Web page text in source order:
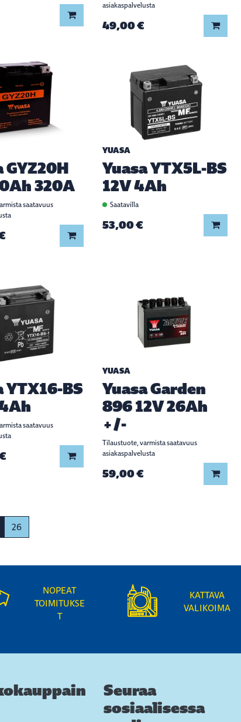
Lisää koriin
asiakaspalvelusta
49,00 €
GYZ20H
320A
saatavuus
Lisää koriin
YUASA
Yuasa YTX5L-BS
12V 4Ah
Saatavilla
53,00 €
YTX16-BS
saatavuus
Lisää koriin
YUASA
Yuasa Garden
896 12V 26Ah
+/-
Tilaustuote, varmista saatavuus
asiakaspalvelusta
59,00 €
26
NOPEAT
TOIMITUKSE
T
KATTAVA
VALIKOIMA
Seuraa
sosiaalisessa